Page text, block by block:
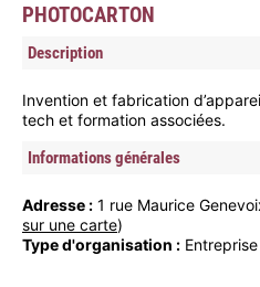
PHOTOCARTON
Description
Invention et fabrication
tech et formation associées.
Informations générales
Adresse : 1 rue Maurice
sur une carte)
Type d'organisation : Entreprise